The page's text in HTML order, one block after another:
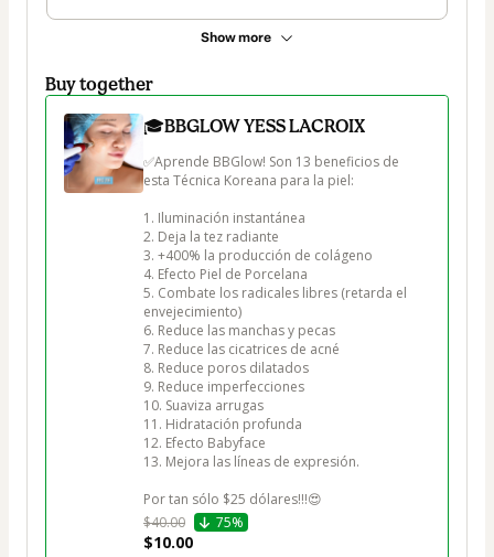
Show more
Buy together
🎓BBGLOW YESS LACROIX
✅Aprende BBGlow! Son 13 beneficios de
esta Técnica Koreana para la piel:
1. Iluminación instantánea
2. Deja la tez radiante
3. +400% la producción de colágeno
4. Efecto Piel de Porcelana
5. Combate los radicales libres (retarda el
envejecimiento)
6. Reduce las manchas y pecas
7. Reduce las cicatrices de acné
8. Reduce poros dilatados
9. Reduce imperfecciones
10. Suaviza arrugas
11. Hidratación profunda
12. Efecto Babyface
13. Mejora las líneas de expresión.
Por tan sólo $25 dólares!!!😍
$40.00
75%
$10.00